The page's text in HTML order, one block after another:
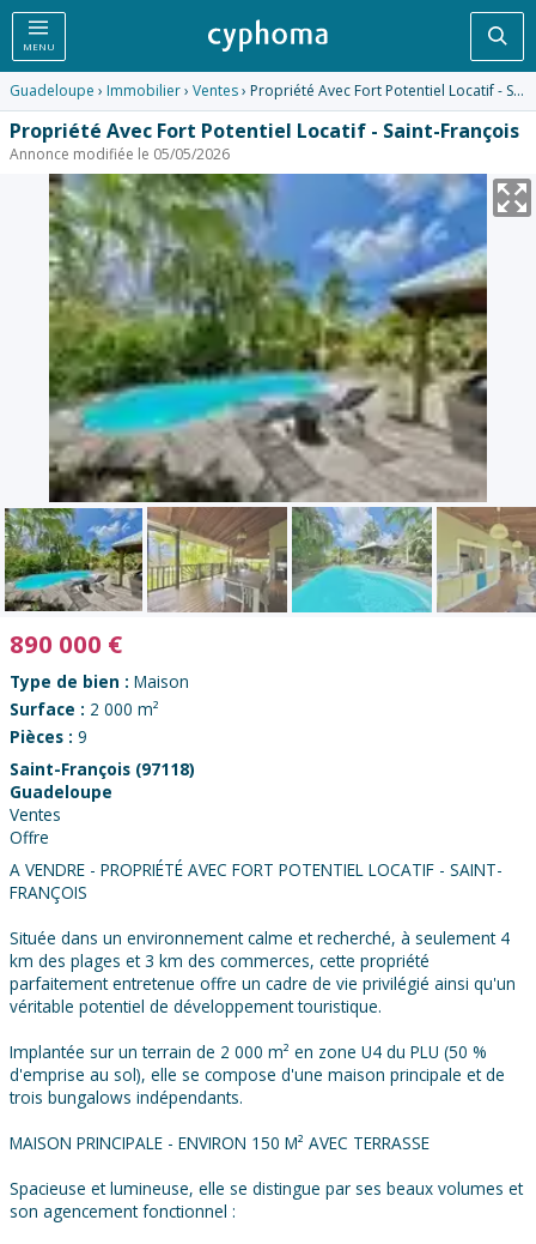
MENU
Guadeloupe › Immobilier› Ventes› Propriété Avec Fort Potentiel Locatif - Saint-François
Propriété Avec Fort Potentiel Locatif - Saint-François
Annonce modifiée le 05/05/2026
890 000 €
Type de bien : Maison
Surface : 2 000 m²
Pièces : 9
Saint-François (97118)
Guadeloupe
Ventes
Offre
A VENDRE - PROPRIÉTÉ AVEC FORT POTENTIEL LOCATIF - SAINT-
FRANÇOIS
Située dans un environnement calme et recherché, à seulement 4
km des plages et 3 km des commerces, cette propriété
parfaitement entretenue offre un cadre de vie privilégié ainsi qu'un
véritable potentiel de développement touristique.
Implantée sur un terrain de 2 000 m² en zone U4 du PLU (50 %
d'emprise au sol), elle se compose d'une maison principale et de
trois bungalows indépendants.
MAISON PRINCIPALE - ENVIRON 150 M² AVEC TERRASSE
Spacieuse et lumineuse, elle se distingue par ses beaux volumes et
son agencement fonctionnel :